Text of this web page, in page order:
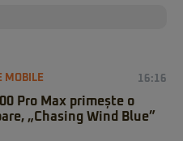
MOBILE 16:16
Pro Max primește o
„Chasing Wind Blue”